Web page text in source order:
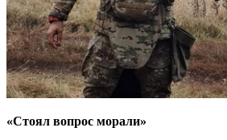
«Стоял вопрос морали»